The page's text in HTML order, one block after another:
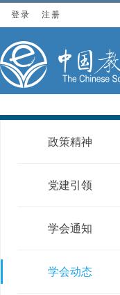
登录 注册
政策精神
党建引领
学会通知
学会动态